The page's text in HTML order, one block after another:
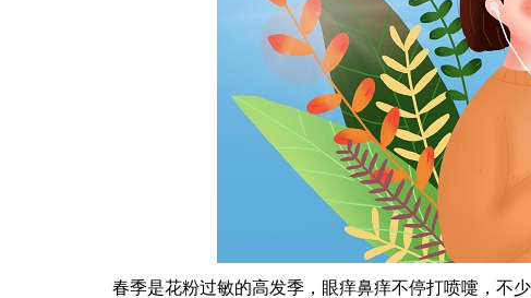
春季是花粉过敏的高发季，眼痒鼻痒不停打喷嚏，不